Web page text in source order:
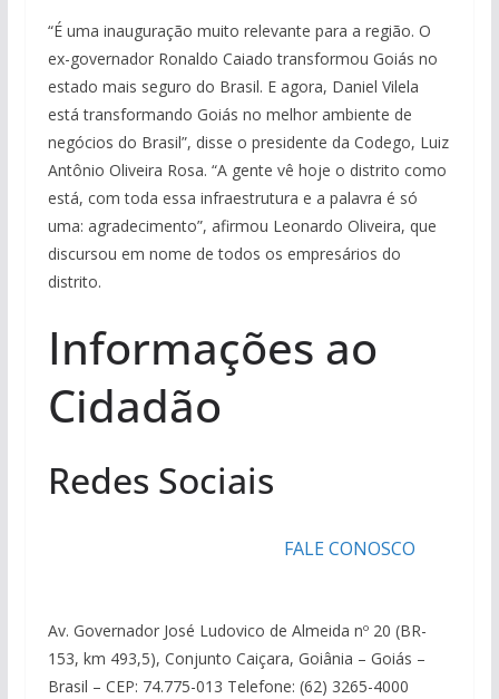
“É uma inauguração muito relevante para a região. O
ex-governador Ronaldo Caiado transformou Goiás no
estado mais seguro do Brasil. E agora, Daniel Vilela
está transformando Goiás no melhor ambiente de
negócios do Brasil”, disse o presidente da Codego, Luiz
Antônio Oliveira Rosa. “A gente vê hoje o distrito como
está, com toda essa infraestrutura e a palavra é só
uma: agradecimento”, afirmou Leonardo Oliveira, que
discursou em nome de todos os empresários do
distrito.
Informações ao
Cidadão
Redes Sociais
FALE CONOSCO
Av. Governador José Ludovico de Almeida nº 20 (BR-
153, km 493,5), Conjunto Caiçara, Goiânia – Goiás –
Brasil – CEP: 74.775-013 Telefone: (62) 3265-4000